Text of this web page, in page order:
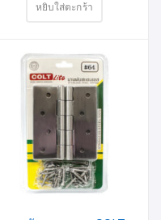
หยิบใส่ตะกร้า
รายการ
สินค้าที่
ชอบ